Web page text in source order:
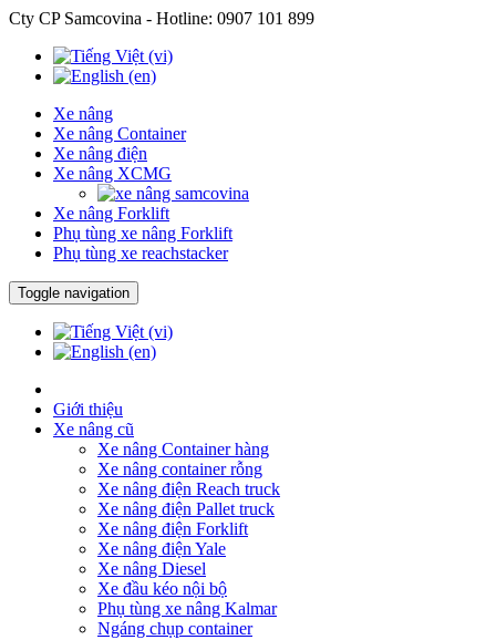
Cty CP Samcovina - Hotline: 0907 101 899
Xe nâng
Xe nâng Container
Xe nâng điện
Xe nâng XCMG
Xe nâng Forklift
Phụ tùng xe nâng Forklift
Phụ tùng xe reachstacker
Toggle navigation
Giới thiệu
Xe nâng cũ
Xe nâng Container hàng
Xe nâng container rỗng
Xe nâng điện Reach truck
Xe nâng điện Pallet truck
Xe nâng điện Forklift
Xe nâng điện Yale
Xe nâng Diesel
Xe đầu kéo nội bộ
Phụ tùng xe nâng Kalmar
Ngáng chụp container